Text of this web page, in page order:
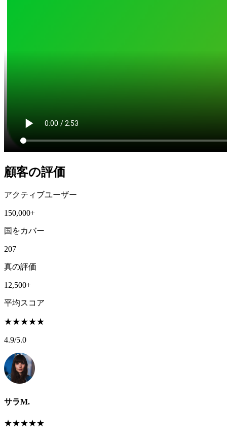
顧客の評価
アクティブユーザー
150,000+
国をカバー
207
真の評価
12,500+
平均スコア
★★★★★
4.9/5.0
サラM.
★★★★★